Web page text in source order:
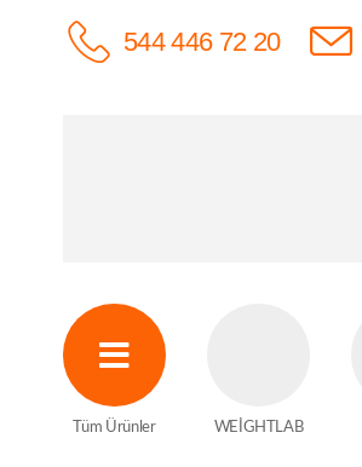
544 446 72 20
Tüm Ürünler WEİGHTLAB